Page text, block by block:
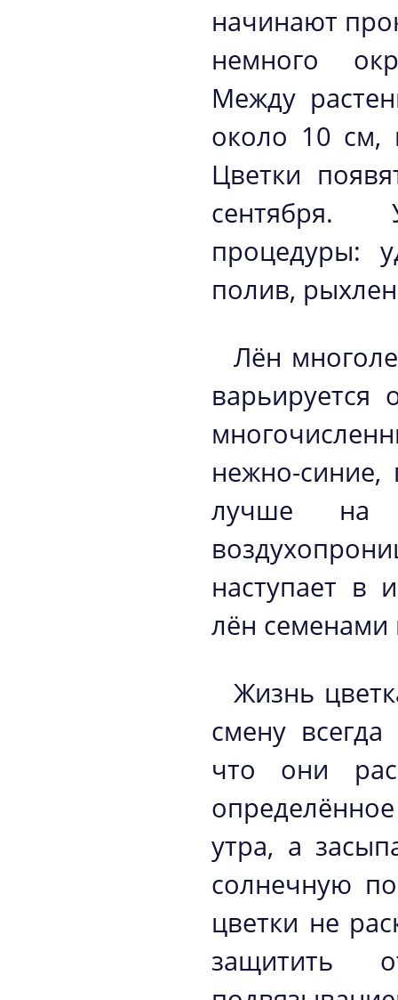
начинают
немного
Между
около 10 см,
Цветки
сентября.
процедуры:
полив,
Лён
нежно-синие,
лучше на
наступает в
лён семенами
Жизнь
смену
что они
утра, а
солнечную
цветки не
защитить